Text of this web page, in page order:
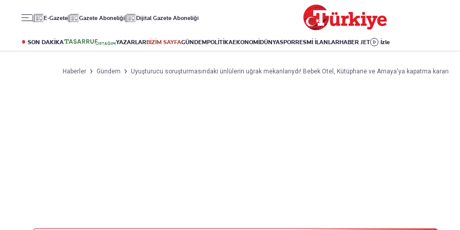
E-Gazete Gazete Aboneliği Dijital Gazete Aboneliği
SON DAKİKA YAZARLARBİZİM SAYFAGÜNDEMPOLİTİKAEKONOMİDÜNYASPORRESMİ İLANLARHABER JET İzle
Altın
Döviz
Kripto Para
Puan Durumu
Fikstür
Avrupa Ligi
Avrupa
Amerika
İsrail-Gazze
Yaşam
Sağlık
Yemek
Aktüel
Kitap
Haberler Gündem Uyuşturucu soruşturmasındaki ünlülerin uğrak mekanlarıydı! Bebek Otel, Kütüphane ve Amaya'ya kapatma kararı